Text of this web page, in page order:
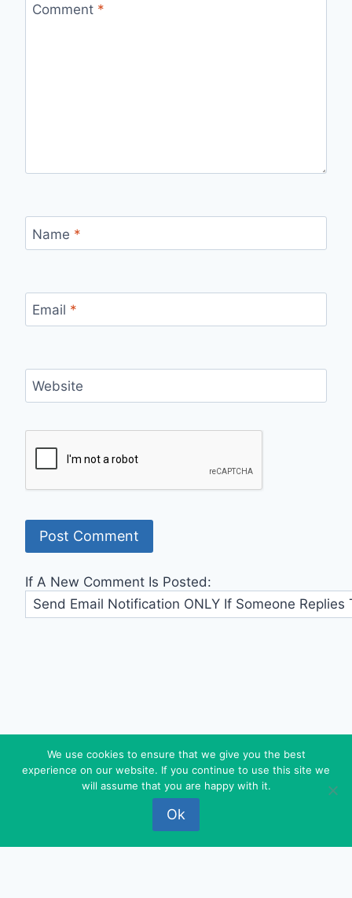
Comment *
Name *
Email *
Website
If A New Comment Is Posted:
© 2026 FEDEROVA - WordPress Theme by
Kadence WP
We use cookies to ensure that we give you the best
experience on our website. If you continue to use this site we
will assume that you are happy with it.
Ok